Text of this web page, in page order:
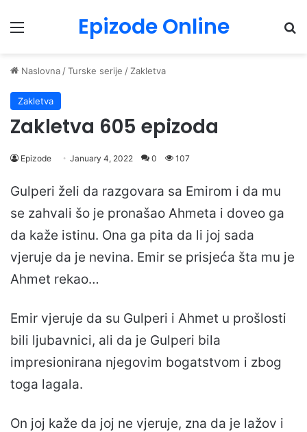
Menu Epizode Online
Naslovna /Turske serije / Zakletva
Zakletva
Zakletva 605 epizoda
Epizode January 4, 2022 0 107
Gulperi želi da razgovara sa Emirom i da mu
se zahvali šo je pronašao Ahmeta i doveo ga
da kaže istinu. Ona ga pita da li joj sada
vjeruje da je nevina. Emir se prisjeća šta mu je
Ahmet rekao…
Emir vjeruje da su Gulperi i Ahmet u prošlosti
bili ljubavnici, ali da je Gulperi bila
impresionirana njegovim bogatstvom i zbog
toga lagala.
On joj kaže da joj ne vjeruje, zna da je lažov i